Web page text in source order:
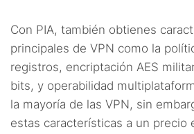
Con PIA, también obtienes
principales de VPN como la
registros, encriptación AES
bits, y operabilidad
la mayoría de las VPN, sin
estas características a un precio